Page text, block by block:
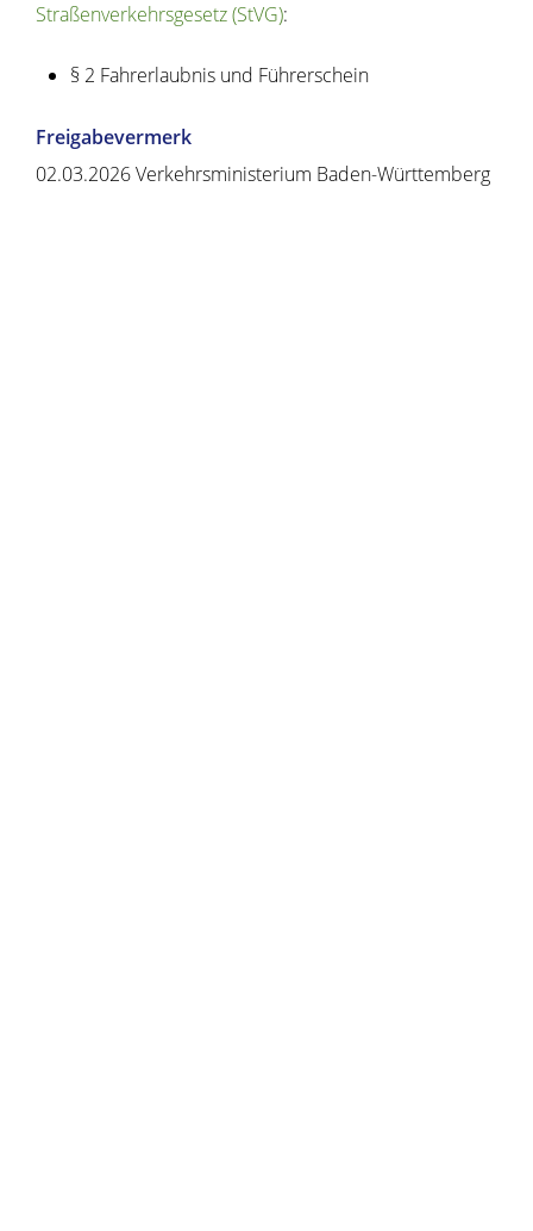
Straßenverkehrsgesetz (StVG):
§ 2 Fahrerlaubnis und Führerschein
Freigabevermerk
02.03.2026 Verkehrsministerium Baden-Württemberg